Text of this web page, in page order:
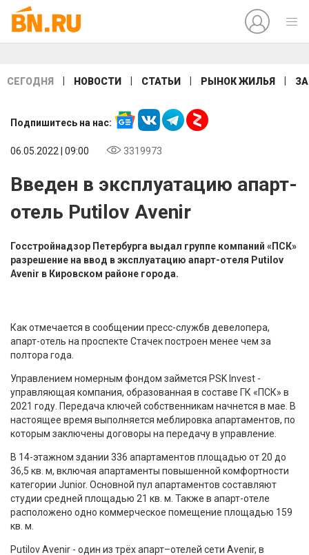
СЕГОДНЯ НОВОСТИ СТАТЬИ РЫНОК ЖИЛЬЯ
Подпишитесь на нас:
06.05.2022 | 09:00 3319973
Введен в эксплуатацию апарт-
отель Putilov Avenir
Госстройнадзор Петербурга выдал группе компаний «ПСК»
разрешение на ввод в эксплуатацию апарт-отеля Putilov
Avenir в Кировском районе города.
Как отмечается в сообщении пресс-службв девелопера,
апарт-отель на проспекте Стачек построен менее чем за
полтора года.
Управлением номерным фондом займется PSK Invest -
управляющая компания, образованная в составе ГК «ПСК» в
2021 году. Передача ключей собственникам начнется в мае. В
настоящее время выполняется меблировка апартаментов, по
которым заключены договоры на передачу в управление.
В 14-этажном здании 336 апартаментов площадью от 20 до
36,5 кв. м, включая апартаменты повышенной комфортности
категории Junior. Основной пул апартаментов составляют
студии средней площадью 21 кв. м. Также в апарт-отеле
расположено одно коммерческое помещение площадью 159
кв. м.
Putilov Avenir - один из трёх апарт–отелей сети Avenir, в